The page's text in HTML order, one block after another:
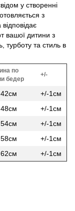
у створенні
з
вашої дитини з
турботу та стиль в
по
бедер
+/-
42см
+/-1см
48см
+/-1см
54см
+/-1см
58см
+/-1см
62см +/-1см